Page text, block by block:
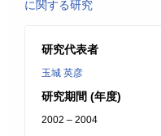
に関する研究
研究代表者
玉城 英彦
研究期間 (年度)
2002 – 2004